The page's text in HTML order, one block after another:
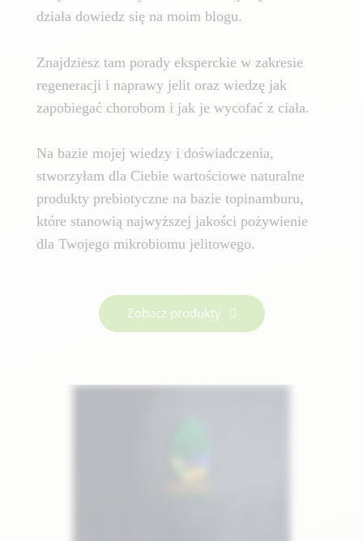
działa dowiedz się na moim blogu.
Znajdziesz tam porady eksperckie w zakresie
regeneracji i naprawy jelit oraz wiedzę jak
zapobiegać chorobom i jak je wycofać z ciała.
Na bazie mojej wiedzy i doświadczenia,
stworzyłam dla Ciebie wartościowe naturalne
produkty prebiotyczne na bazie topinamburu,
które stanowią najwyższej jakości pożywienie
dla Twojego mikrobiomu jelitowego.
Zobacz produkty